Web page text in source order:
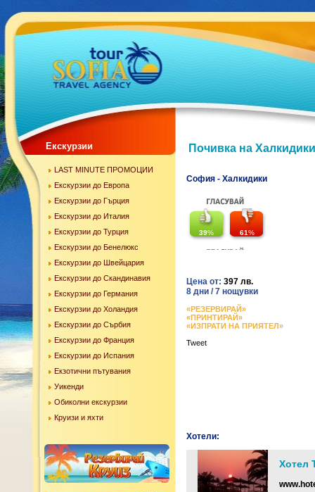
Екскурзии
LAST MINUTE ПРОМОЦИИ
Екскурзии до Европа
Екскурзии до Гърция
Екскурзии до Италия
Екскурзии до Турция
Екскурзии до Бенелюкс
Екскурзии до Швейцария
Екскурзии до Скандинавия
Екскурзии до Германия
Екскурзии до Холандия
Екскурзии до Сърбия
Екскурзии до Франция
Екскурзии до Испания
Екзотични пътувания
Уикенди
Обиколни екскурзии
Круизи и яхти
Почивка на
София - Халкидики
39% 61%
Цена от: 397 лв.
8 дни / 7 нощувки
«РЕЗЕРВИРАЙ»
«ПРИНТИРАЙ»
«ИЗПРАТИ НА ПРИЯТЕЛ»
Tweet
Хотели:
Хотел